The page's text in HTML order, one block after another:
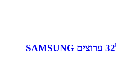
מערכת הקלטה NVR ל32 ערוצים SAMSUNG